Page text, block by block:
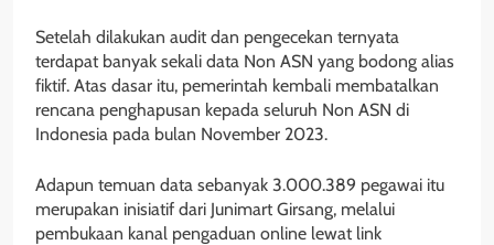
Setelah dilakukan audit dan pengecekan ternyata
terdapat banyak sekali data Non ASN yang bodong alias
fiktif. Atas dasar itu, pemerintah kembali membatalkan
rencana penghapusan kepada seluruh Non ASN di
Indonesia pada bulan November 2023.
Adapun temuan data sebanyak 3.000.389 pegawai itu
merupakan inisiatif dari Junimart Girsang, melalui
pembukaan kanal pengaduan online lewat link